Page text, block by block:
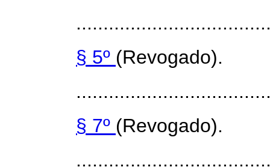
§ 5º (Revogado).
§ 7º (Revogado).